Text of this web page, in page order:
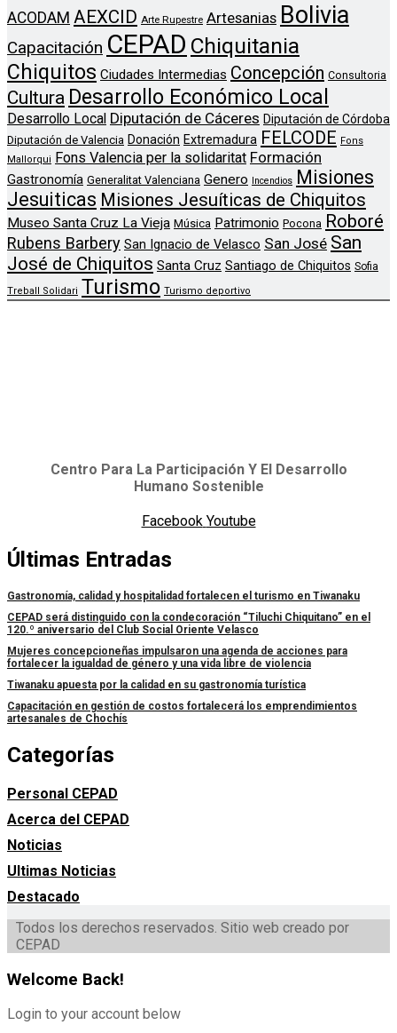
ACODAM AEXCID Arte Rupestre Artesanias Bolivia
Capacitación CEPAD Chiquitania
Chiquitos Ciudades Intermedias Concepción Consultoria
Cultura Desarrollo Económico Local
Desarrollo Local Diputación de Cáceres Diputación de Córdoba
Diputación de Valencia Donación Extremadura FELCODE Fons
Mallorqui Fons Valencia per la solidaritat Formación
Gastronomía Generalitat Valenciana Genero Incendios Misiones
Jesuiticas Misiones Jesuíticas de Chiquitos
Museo Santa Cruz La Vieja Música Patrimonio Pocona Roboré
Rubens Barbery San Ignacio de Velasco San José San
José de Chiquitos Santa Cruz Santiago de Chiquitos Sofia
Treball Solidari Turismo Turismo deportivo
Centro Para La Participación Y El Desarrollo
Humano Sostenible
Facebook Youtube
Últimas Entradas
Gastronomía, calidad y hospitalidad fortalecen el turismo en Tiwanaku
CEPAD será distinguido con la condecoración “Tiluchi Chiquitano” en el
120.º aniversario del Club Social Oriente Velasco
Mujeres concepcioneñas impulsaron una agenda de acciones para
fortalecer la igualdad de género y una vida libre de violencia
Tiwanaku apuesta por la calidad en su gastronomía turística
Capacitación en gestión de costos fortalecerá los emprendimientos
artesanales de Chochís
Categorías
Personal CEPAD
Acerca del CEPAD
Noticias
Ultimas Noticias
Destacado
Todos los derechos reservados. Sitio web creado por
CEPAD
Welcome Back!
Login to your account below